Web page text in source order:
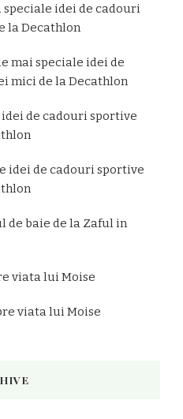
speciale idei de cadouri
la Decathlon
mai speciale idei de
mici de la Decathlon
de cadouri sportive
idei de cadouri sportive
de baie de la Zaful in
viata lui Moise
viata lui Moise